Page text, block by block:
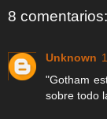
8 comentarios:
Unknown
"Gotham
sobre todo